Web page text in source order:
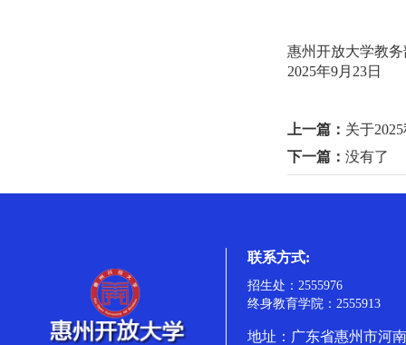
惠州开放大学教
2025年9月23日
上一篇： 关于
下一篇：没有了
联系方式:
招生处：2555976
终身教育学院：2555913
地址：广东省惠州市河